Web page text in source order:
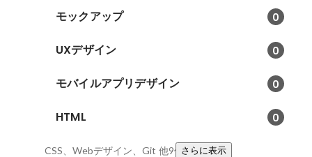
モックアップ 0
UXデザイン 0
モバイルアプリデザイン 0
HTML 0
CSS、Webデザイン、Git 他9件さらに表示